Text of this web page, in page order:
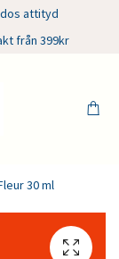
attityd
från 399kr
30 ml